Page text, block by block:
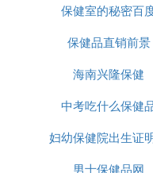
保健室的秘密百
保健品直销前景
海南兴隆保健
中考吃什么保健
妇幼保健院出生证
男士保健品网